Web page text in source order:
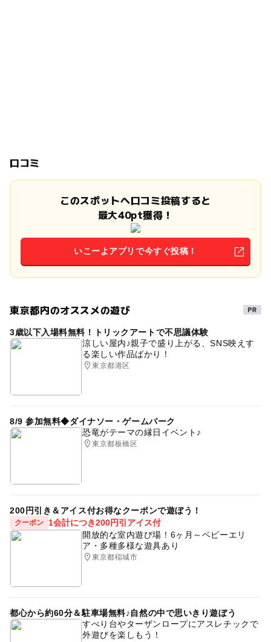
口コミ
このスポットへ口コミ投稿すると
最大40pt獲得！
いこーよアプリで今すぐ投稿！
東京都内のオススメの遊び
3歳以下入場料無料！トリックアートで不思議体験
涼しい屋内♪親子で盛り上がる、SNS映えす
る楽しい作品ばかり！
東京都港区
8/9 参加無料◆ダイナソー・ゲームパーク
恐竜がテーマの縁日イベント♪
東京都板橋区
200円引き＆アイス付お得なクーポンで遊ぼう！
クーポン 1会計につき200円引アイス付
開放的な室内遊び場！6ヶ月～ベビーエリ
ア・多種多様な遊具あり
東京都稲城市
都心から約60分＆駐車場無料♪自然の中で思いきり遊ぼう
すべり台やターザンロープにアスレチックで
外遊びを楽しもう！